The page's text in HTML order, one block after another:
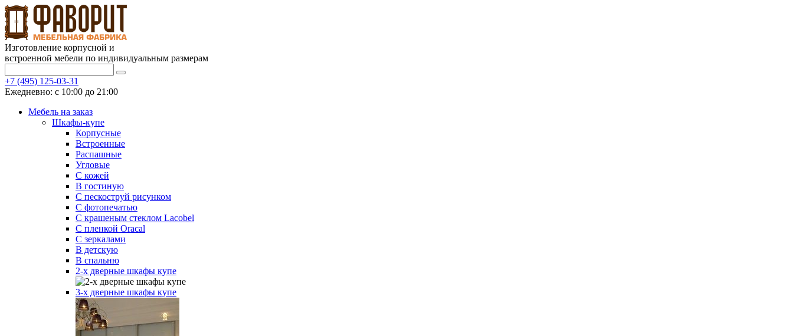
Изготовление корпусной и
встроенной мебели по индивидуальным размерам
+7 (495) 125-03-31
Ежедневно: с 10:00 до 21:00
Мебель на заказ
Шкафы-купе
Корпусные
Встроенные
Распашные
Угловые
С кожей
В гостиную
С пескоструй рисунком
С фотопечатью
С крашеным стеклом Lacobel
С пленкой Oracal
С зеркалами
В детскую
В спальню
2-х дверные шкафы купе
3-х дверные шкафы купе